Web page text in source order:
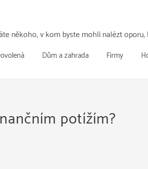
někoho, v kom byste mohli nalézt
Dům a zahrada Firmy
potížím?